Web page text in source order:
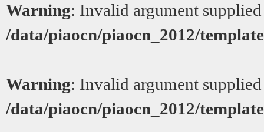
Warning: Invalid argument
/data/piaocn/piaocn_2012/
Warning: Invalid argument
/data/piaocn/piaocn_2012/